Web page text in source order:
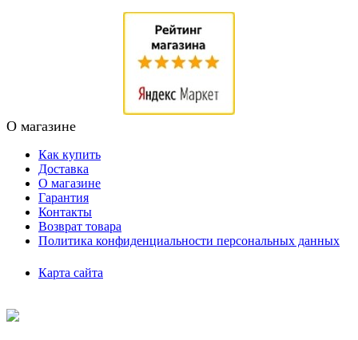
О магазине
Как купить
Доставка
О магазине
Гарантия
Контакты
Возврат товара
Политика конфиденциальности персональных данных
Карта сайта